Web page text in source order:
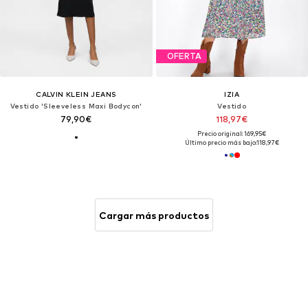
CALVIN KLEIN JEANS
Vestido 'Sleeveless Maxi Bodycon'
79,90€
OFERTA
IZIA
Vestido
118,97€
Precio original: 169,95€
Último precio más bajo:118,97€
Cargar más productos